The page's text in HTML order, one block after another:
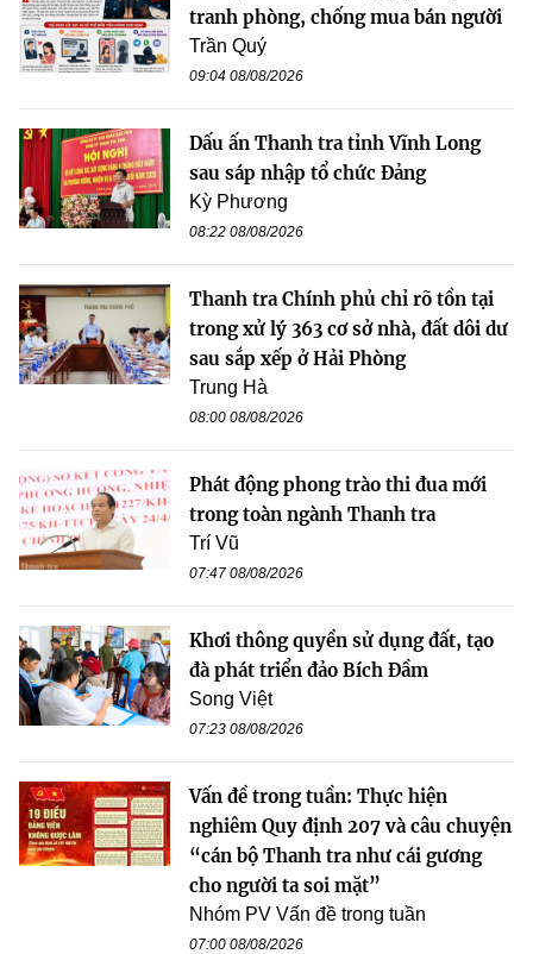
tranh phòng, chống mua bán người
Trần Quý
09:04 08/08/2026
Dấu ấn Thanh tra tỉnh Vĩnh Long
sau sáp nhập tổ chức Đảng
Kỳ Phương
08:22 08/08/2026
Thanh tra Chính phủ chỉ rõ tồn tại
trong xử lý 363 cơ sở nhà, đất dôi dư
sau sắp xếp ở Hải Phòng
Trung Hà
08:00 08/08/2026
Phát động phong trào thi đua mới
trong toàn ngành Thanh tra
Trí Vũ
07:47 08/08/2026
Khơi thông quyền sử dụng đất, tạo
đà phát triển đảo Bích Đầm
Song Việt
07:23 08/08/2026
Vấn đề trong tuần: Thực hiện
nghiêm Quy định 207 và câu chuyện
“cán bộ Thanh tra như cái gương
cho người ta soi mặt”
Nhóm PV Vấn đề trong tuần
07:00 08/08/2026